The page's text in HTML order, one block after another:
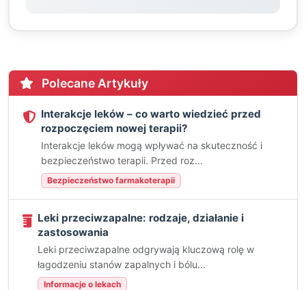
Polecane Artykuły
Interakcje leków – co warto wiedzieć przed
rozpoczęciem nowej terapii?
Interakcje leków mogą wpływać na skuteczność i
bezpieczeństwo terapii. Przed roz...
Bezpieczeństwo farmakoterapii
Leki przeciwzapalne: rodzaje, działanie i
zastosowania
Leki przeciwzapalne odgrywają kluczową rolę w
łagodzeniu stanów zapalnych i bólu...
Informacje o lekach